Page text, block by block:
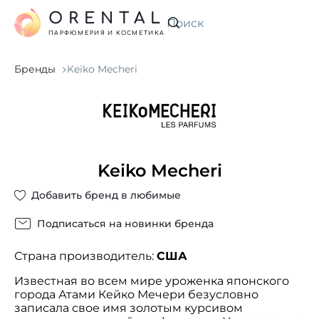
Искать
ORENTAL
ПАРФЮМЕРИЯ И КОСМЕТИКА
Бренды Keiko Mecheri
Keiko Mecheri
Добавить бренд в любимые
Подписаться на новинки бренда
Страна производитель: США
Известная во всем мире уроженка японского
города Атами Кейко Мечери безусловно
записала свое имя золотым курсивом